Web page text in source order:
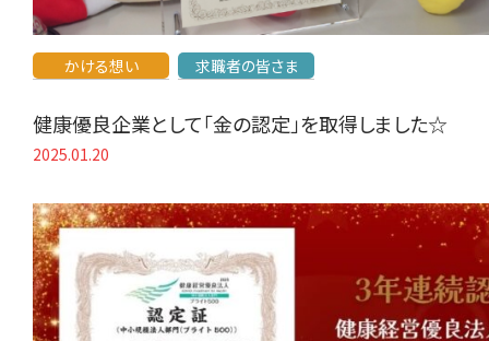
かける想い 求職者の皆さま
健康優良企業として「金の認定」を取得しました☆
2025.01.20